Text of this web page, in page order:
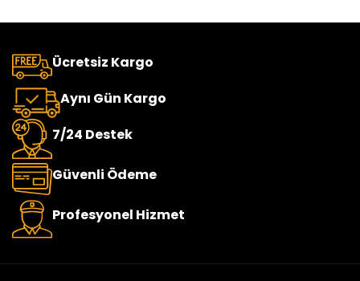
Ücretsiz Kargo
Aynı Gün Kargo
7/24 Destek
Güvenli Ödeme
Profesyonel Hizmet